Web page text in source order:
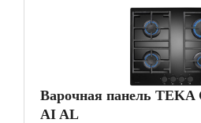
Варочная панель TEKA
AI AL